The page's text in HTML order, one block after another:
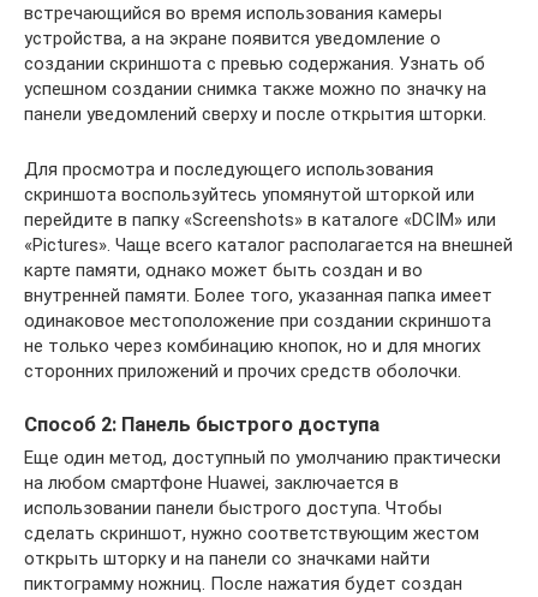
встречающийся во время использования камеры
устройства, а на экране появится уведомление о
создании скриншота с превью содержания. Узнать об
успешном создании снимка также можно по значку на
панели уведомлений сверху и после открытия шторки.
Для просмотра и последующего использования
скриншота воспользуйтесь упомянутой шторкой или
перейдите в папку «Screenshots» в каталоге «DCIM» или
«Pictures». Чаще всего каталог располагается на внешней
карте памяти, однако может быть создан и во
внутренней памяти. Более того, указанная папка имеет
одинаковое местоположение при создании скриншота
не только через комбинацию кнопок, но и для многих
сторонних приложений и прочих средств оболочки.
Способ 2: Панель быстрого доступа
Еще один метод, доступный по умолчанию практически
на любом смартфоне Huawei, заключается в
использовании панели быстрого доступа. Чтобы
сделать скриншот, нужно соответствующим жестом
открыть шторку и на панели со значками найти
пиктограмму ножниц. После нажатия будет создан